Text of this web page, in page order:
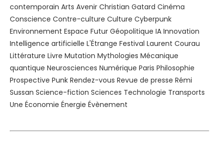
contemporain Arts Avenir Christian Gatard Cinéma
Conscience Contre-culture Culture Cyberpunk
Environnement Espace Futur Géopolitique IA Innovation
Intelligence artificielle L'Étrange Festival Laurent Courau
Littérature Livre Mutation Mythologies Mécanique
quantique Neurosciences Numérique Paris Philosophie
Prospective Punk Rendez-vous Revue de presse Rémi
Sussan Science-fiction Sciences Technologie Transports
Une Économie Énergie Évènement